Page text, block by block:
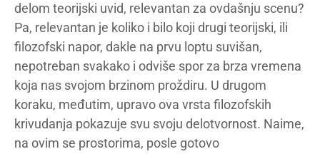
delom teorijski uvid, relevantan za ovdašnju scenu?
Pa, relevantan je koliko i bilo koji drugi teorijski, ili
filozofski napor, dakle na prvu loptu suvišan,
nepotreban svakako i odviše spor za brza vremena
koja nas svojom brzinom proždiru. U drugom
koraku, međutim, upravo ova vrsta filozofskih
krivudanja pokazuje svu svoju delotvornost. Naime,
na ovim se prostorima, posle gotovo